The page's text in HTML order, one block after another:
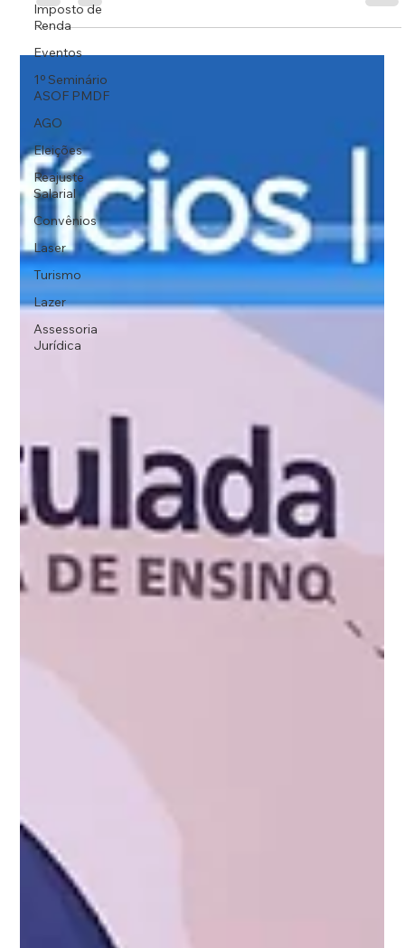
Imposto de
Renda
Eventos
1º Seminário
ASOF PMDF
AGO
Eleições
Reajuste
Salarial
Convênios
Laser
Turismo
Lazer
Assessoria
Jurídica